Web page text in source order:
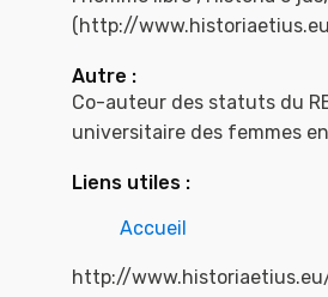
(http://
Autre :
Co-auteur des statuts du
universitaire des femmes
Liens utiles :
Accueil
http://